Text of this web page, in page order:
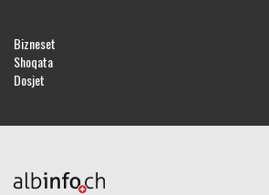
Bizneset
Shoqata
Dosjet